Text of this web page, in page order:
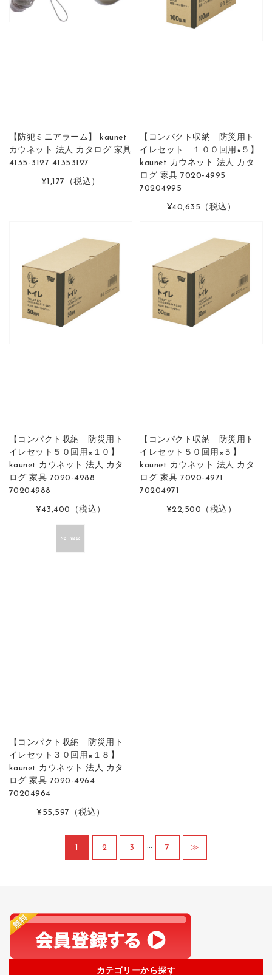
【防犯ミニアラーム】 kaunet
カウネット 法人 カタログ 家具
4135-3127 41353127
¥1,177 （税込）
【コンパクト収納 防災用ト
イレセット １００回用×５】
kaunet カウネット 法人 カタ
ログ 家具 7020-4995
70204995
¥40,635 （税込）
【コンパクト収納 防災用ト
イレセット５０回用×１０】
kaunet カウネット 法人 カタ
ログ 家具 7020-4988
70204988
¥43,400 （税込）
【コンパクト収納 防災用ト
イレセット５０回用×５】
kaunet カウネット 法人 カタ
ログ 家具 7020-4971
70204971
¥22,500 （税込）
【コンパクト収納 防災用ト
イレセット３０回用×１８】
kaunet カウネット 法人 カタ
ログ 家具 7020-4964
70204964
¥55,597 （税込）
1 2 3 … 7 ≫
カテゴリーから探す